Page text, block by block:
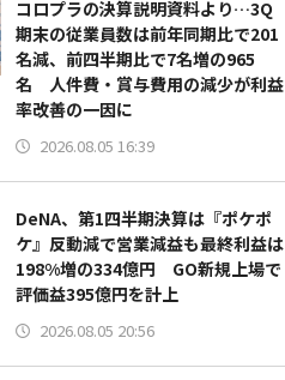
コロプラの決算説明資料より…3Q
期末の従業員数は前年同期比で201
名減、前四半期比で7名増の965
名 人件費・賞与費用の減少が利益
率改善の一因に
2026.08.05 16:39
DeNA、第1四半期決算は『ポケポ
ケ』反動減で営業減益も最終利益は
198%増の334億円 GO新規上場で
評価益395億円を計上
2026.08.05 20:56